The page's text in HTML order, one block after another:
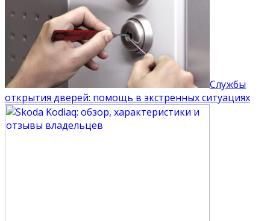
Службы
открытия дверей: помощь в экстренных ситуациях